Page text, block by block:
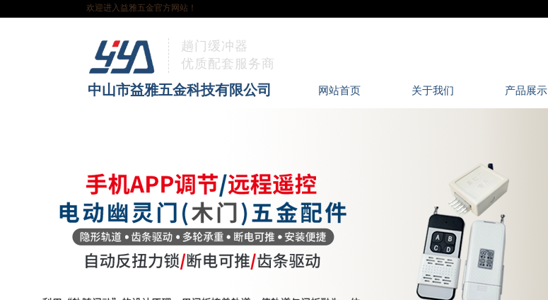
网站首页 关于我们 产品展示
趟门缓冲器
优质配套服务商
中山市益雅五金科技有限公司
欢迎进入益雅五金官方网站！